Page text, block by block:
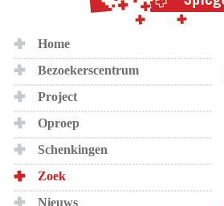
Home
Bezoekerscentrum
Project
Oproep
Schenkingen
Zoek
Nieuws